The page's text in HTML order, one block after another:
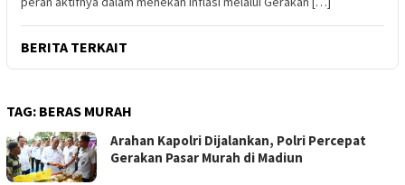
BERITA TERKAIT
TAG: BERAS MURAH
Arahan Kapolri Dijalankan, Polri Percepat
Gerakan Pasar Murah di Madiun